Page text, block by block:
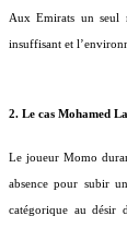
Aux Emirats un seul
insuffisant et
2. Le cas Mohamed
Le joueur Momo
absence pour subir
catégorique au désir